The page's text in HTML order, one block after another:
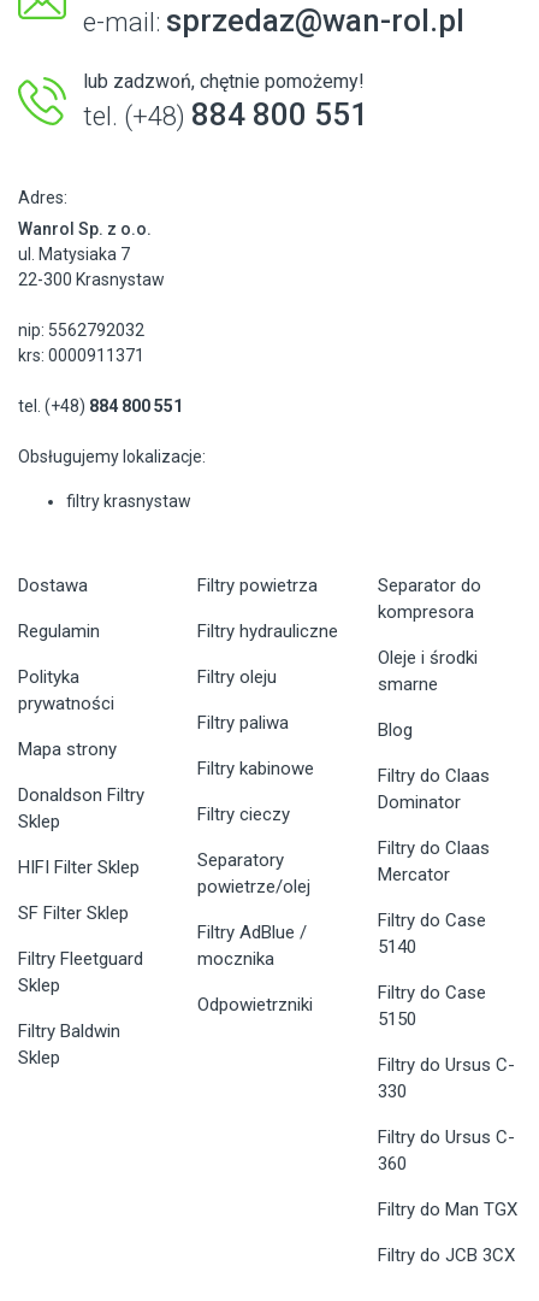
e-mail: sprzedaz@wan-rol.pl
lub zadzwoń, chętnie pomożemy!
tel. (+48) 884 800 551
Adres:
Wanrol Sp. z o.o.
ul. Matysiaka 7
22-300 Krasnystaw
nip: 5562792032
krs: 0000911371
tel. (+48) 884 800 551
Obsługujemy lokalizacje:
filtry krasnystaw
Dostawa
Regulamin
Polityka
prywatności
Mapa strony
Donaldson Filtry
Sklep
HIFI Filter Sklep
SF Filter Sklep
Filtry Fleetguard
Sklep
Filtry Baldwin
Sklep
Filtry powietrza
Filtry hydrauliczne
Filtry oleju
Filtry paliwa
Filtry kabinowe
Filtry cieczy
Separatory
powietrze/olej
Filtry AdBlue /
mocznika
Odpowietrzniki
Separator do
kompresora
Oleje i środki
smarne
Blog
Filtry do Claas
Dominator
Filtry do Claas
Mercator
Filtry do Case
5140
Filtry do Case
5150
Filtry do Ursus C-
330
Filtry do Ursus C-
360
Filtry do Man TGX
Filtry do JCB 3CX